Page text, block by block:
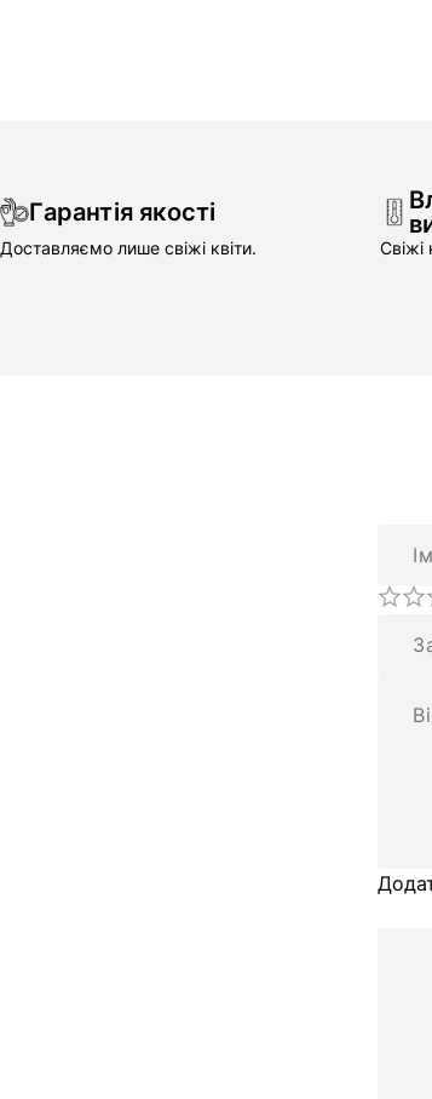
Гарантія якості
Доставляємо лише свіжі квіти. Свіжі